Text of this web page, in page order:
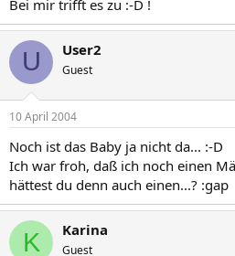
Bei mir trifft es zu :-D !
U User2
Guest
10 April 2004
Noch ist das Baby ja nicht da... :-D
Ich war froh, daß ich noch einen
hättest du denn auch einen...? :gap
K Karina
Guest